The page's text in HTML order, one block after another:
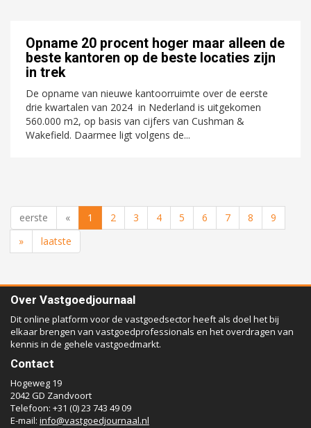
Opname 20 procent hoger maar alleen de
beste kantoren op de beste locaties zijn
in trek
De opname van nieuwe kantoorruimte over de eerste
drie kwartalen van 2024 in Nederland is uitgekomen
560.000 m2, op basis van cijfers van Cushman &
Wakefield. Daarmee ligt volgens de...
eerste « 1 2 3 4 5 6 7 8
9
»
laatste
Over Vastgoedjournaal
Dit online platform voor de vastgoedsector heeft als doel het bij
elkaar brengen van vastgoedprofessionals en het overdragen van
kennis in de gehele vastgoedmarkt.
Contact
Hogeweg 19
2042 GD Zandvoort
Telefoon: +31 (0) 23 743 49 09
E-mail: info@vastgoedjournaal.nl